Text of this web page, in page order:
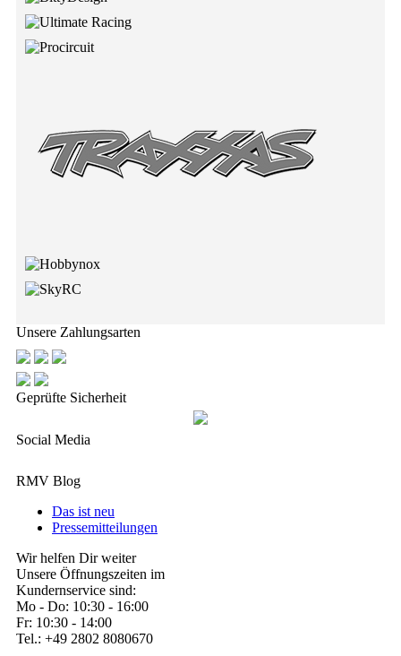
Unsere Zahlungsarten
Geprüfte Sicherheit
Social Media
RMV Blog
Das ist neu
Pressemitteilungen
Wir helfen Dir weiter
Unsere Öffnungszeiten im
Kundernservice sind:
Mo - Do: 10:30 - 16:00
Fr: 10:30 - 14:00
Tel.: +49 2802 8080670